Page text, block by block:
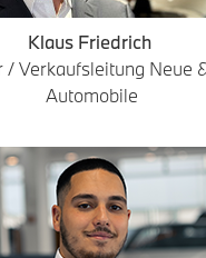
Klaus Friedrich
/ Verkaufsleitung Neue
Automobile